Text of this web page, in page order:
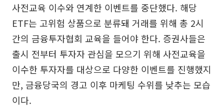
사전교육 이수와 연계한 이벤트를 중단했다. 해당
ETF는 고위험 상품으로 분류돼 거래를 위해 총 2시
간의 금융투자협회 교육을 들어야 한다. 증권사들은
출시 전부터 투자자 관심을 모으기 위해 사전교육을
이수한 투자자를 대상으로 다양한 이벤트를 진행했지
만, 금융당국의 경고 이후 마케팅 수위를 낮추는 모습
이다.